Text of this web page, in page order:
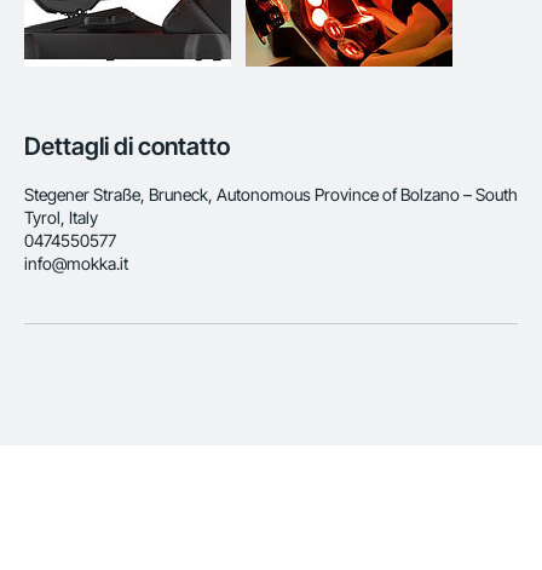
Dettagli di contatto
Stegener Straße, Bruneck, Autonomous Province of Bolzano – South
Tyrol, Italy
0474550577
info@mokka.it